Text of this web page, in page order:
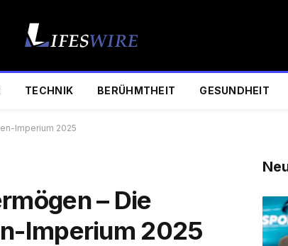
TECHNIK BERÜHMTHEIT GESUNDHEIT
Imperium 2025
– Die
Imperium 2025